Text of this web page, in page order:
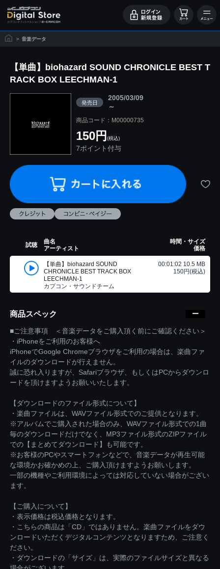
> 音楽データ
【単曲】biohazard SOUND CHRONICLE BEST T
RACK BOX LEECHMAN-1
発売日
2005/03/09
～
商品コード：M00000735
150円 (税込)
7ポイント付与
試聴
曲名
アーティスト
時間・サイズ
価格
【単曲】biohazard SOUND
CHRONICLE BEST TRACK BOX
LEECHMAN-1
カプコン・サウンドチーム
00:01:02 10.5 MB
150円(税込)
商品スペック
■ご注意事項 ＜音楽データをご購入頂く前にご確認ください＞
・iPhoneをご利用のお客様へ
iPhoneでGoogle Chromeブラウザをご利用の場合は、楽曲ファ
イルのダウンロードが行えません。
誠に恐れ入りますが、Safariブラウザ、もしくはPCからダウンロ
ードを頂けますようお願いいたします。
【ダウンロードのファイル形式について】
・楽曲ファイルは、WAVファイル形式でのご提供となります。
※アルバムでご購入された場合のみ、WAVファイル形式での1曲
毎のダウンロードだけでなく、MP3ファイル形式のZIPファイル
での【まとめてダウンロード】も可能です。
※お客様のPCやスマートフォンなどで、音楽データが再生可能
な環境かお確かめの上、ご購入頂けますようお願いします。
一部の機種やご利用環境によっては対応していない場合がござい
ます。
【ご購入について】
・表示価格は税込価格となります。
・こちらの商品は「CD」ではありません。楽曲ファイルをダウ
ンロードいただくデジタルコンテンツとなりますため、ご注意く
ださい。
・ダウンロードの「サイズ」は、実際のファイルサイズと異なる